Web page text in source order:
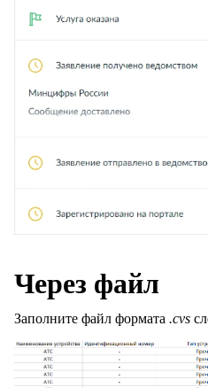
Через файл
Заполните файл формата .cvs